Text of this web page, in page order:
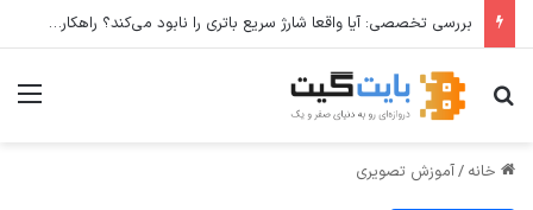
نحوه افزودن و استفاده از Private DNS در ویندوز ۱۱
جستجو برای
خانه /آموزش تصویری